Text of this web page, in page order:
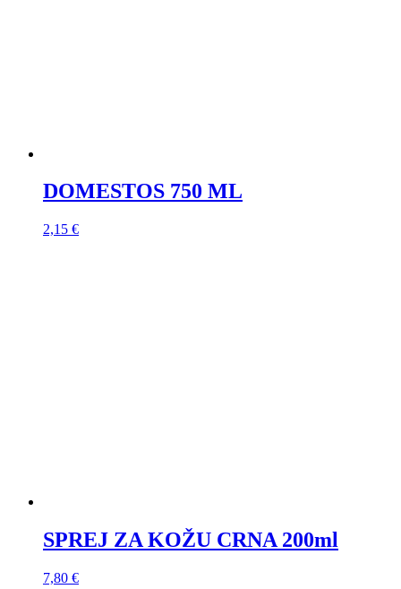
DOMESTOS 750 ML
2,15 €
SPREJ ZA KOŽU CRNA 200ml
7,80 €